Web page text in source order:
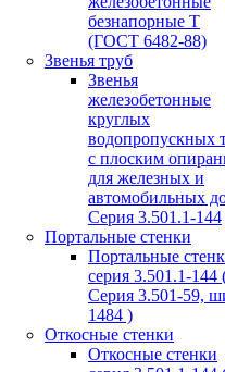
безнапорные Т
(ГОСТ 6482-88)
Звенья труб
Звенья
железобетонные
круглых
водопропускных
с плоским
для железных и
автомобильных
Серия 3.501.1-144
Портальные стенки
Портальные
серия 3.501.1-144
Серия 3.501-59,
1484 )
Откосные стенки
Откосные стенки